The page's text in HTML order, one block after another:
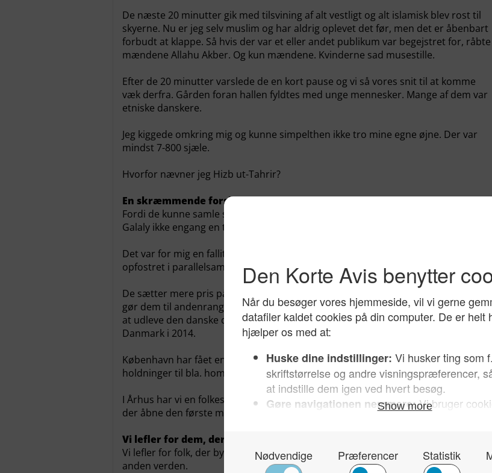
De næste 20 minutter gik med tilsvining af alt vestligt og alt islamisk blev rost til
skyerne. Nu er jeg selv muslim og har aldrig oplevet det før, men det er åbenbart
forbudt at klappe. Så hvis der var et eller andet publikum var begejstret for, råbte
mændene Allahu Akber. Og kun mændene. Kvinderne sad musestille.
Efter de 20 minutter varslede de en kort pause og vi så vores snit til at komme
væk derfra. Gården foran hallen fyldtes med unge mennesker. Mange af dem var
etniske danskere.
Jeg kiggede omkring mig og kunne simpelthen ikke tro mine egne øjne. Der var
mindst 7-800 sjæle.
Hvorfor nævner jeg Hizb ut-Tahrir?
En skræmmende forskel
Fordi de kunne samle så mange mennesker med en uges varsel, mens Enan
Galaly ikke engang en tyvendedel af det.
Det var for mig en falliterklæring på integrationsområdet. Unge mennesker bliver
opfostret i parallelsamfund og interesserer sig ikke for sin egen fremtid.
De sætter mere pris på folk, der vil fastholde dem i en tilstand, der mange gange
gør dem til andenrangs borgere, end på en mand, der vil vise dem muligheder for
at udleve den danske drøm. Det er mig ubegribeligt, at det kan finde sted i
Danmark i 2014.
København har fået en Stormoske, hvis overhoveder har nogle meget rabiate
holdninger til bla. homoseksualitet.
I Århus har vi en folkeskole, som ikke tæller en eneste etnisk dansk elev. Og i år vil
der åbne den første muslimske efterskole.
Vi lefler for dem, der hader Danmark
Vi lefler for folk, der bygger parallelsamfund og bor i Danmark, men lever i en helt
anden verden.